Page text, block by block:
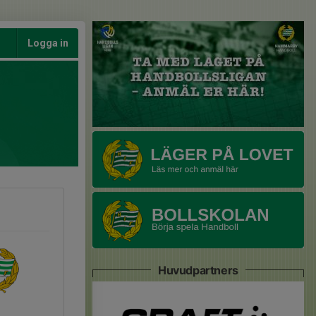
Logga in
Huvudpartners